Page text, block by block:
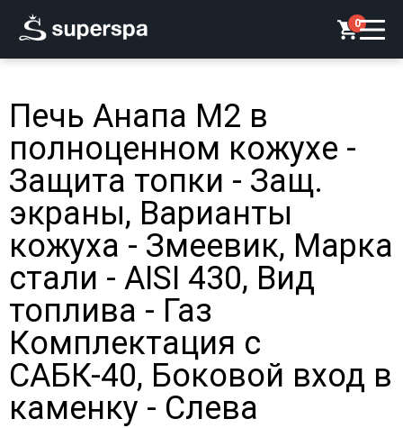
0
Печь Анапа М2 в
полноценном кожухе -
Защита топки - Защ.
экраны, Варианты
кожуха - Змеевик, Марка
стали - AISI 430, Вид
топлива - Газ
Комплектация с
САБК-40, Боковой вход в
каменку - Слева